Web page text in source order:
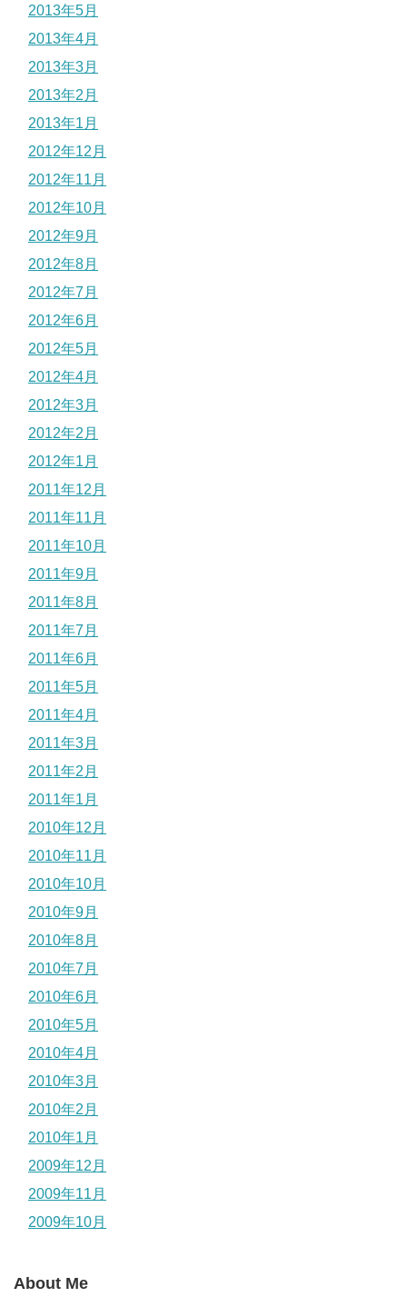
2013年5月
2013年4月
2013年3月
2013年2月
2013年1月
2012年12月
2012年11月
2012年10月
2012年9月
2012年8月
2012年7月
2012年6月
2012年5月
2012年4月
2012年3月
2012年2月
2012年1月
2011年12月
2011年11月
2011年10月
2011年9月
2011年8月
2011年7月
2011年6月
2011年5月
2011年4月
2011年3月
2011年2月
2011年1月
2010年12月
2010年11月
2010年10月
2010年9月
2010年8月
2010年7月
2010年6月
2010年5月
2010年4月
2010年3月
2010年2月
2010年1月
2009年12月
2009年11月
2009年10月
About Me